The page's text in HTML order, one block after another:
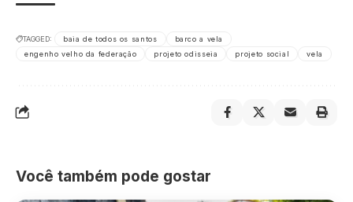
TAGGED: baia de todos os santos
barco a vela
engenho velho da federação
projeto odisseia projeto social vela
Você também pode gostar